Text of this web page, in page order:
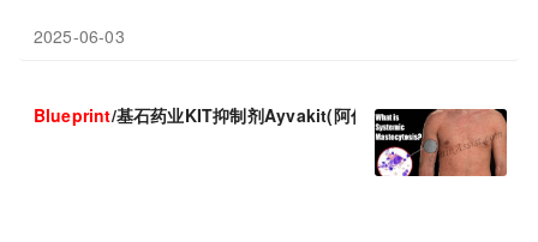
2025-06-03
Blueprint/基石药业KIT抑制剂Ayvakit(阿伐替尼)：总缓解率75%!